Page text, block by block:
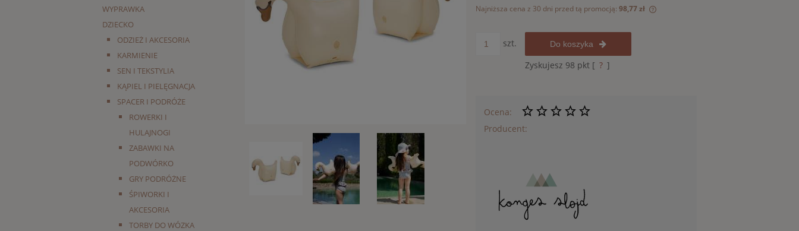
WYPRAWKA
DZIECKO
ODZIEŻ I AKCESORIA
KARMIENIE
SEN I TEKSTYLIA
KĄPIEL I PIELĘGNACJA
SPACER I PODRÓŻE
ROWERKI I
HULAJNOGI
ZABAWKI NA
PODWÓRKO
GRY PODRÓŻNE
ŚPIWORKI I
AKCESORIA
TORBY DO WÓZKA
Najniższa cena z 30 dni przed tą promocją:98,77 zł
Jeżeli produkt jest sprzedawany krócej niż
30 dni, wyświetlana jest najniższa cena od
momentu, kiedy produkt pojawił się w
sprzedaży.
szt. Do koszyka
Zyskujesz 98 pkt [ ? ]
Ocena:
Producent: